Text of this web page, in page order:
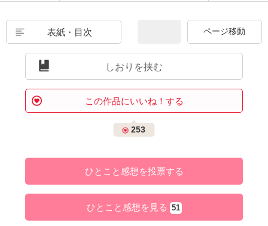
表紙・目次
しおりを挟む
この作品にいいね！する
253
ひとこと感想を投票する
ひとこと感想を見る 51